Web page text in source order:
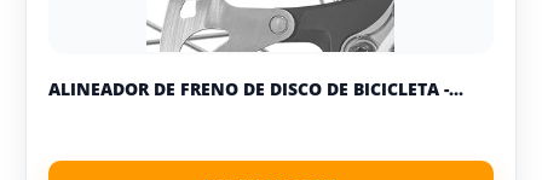
ALINEADOR DE FRENO DE DISCO DE BICICLETA -...